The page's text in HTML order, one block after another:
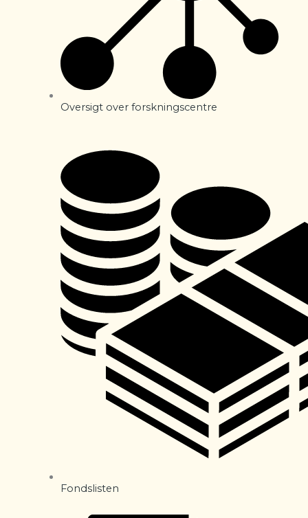
Oversigt over forskningscentre
Fondslisten